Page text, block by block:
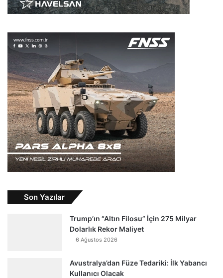
Son Yazılar
Trump’ın “Altın Filosu” İçin 275 Milyar
Dolarlık Rekor Maliyet
6 Ağustos 2026
Avustralya’dan Füze Tedariki: İlk Yabancı
Kullanıcı Olacak